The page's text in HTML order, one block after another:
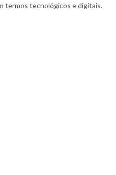
termos tecnológicos e digitais.